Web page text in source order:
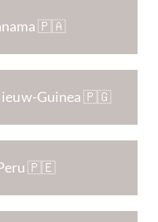
🇵🇦
Guinea 🇵🇬
🇵🇪